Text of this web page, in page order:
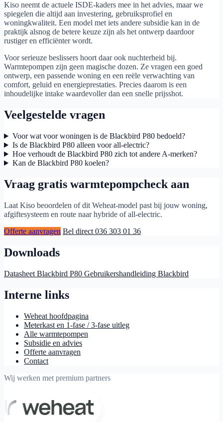
Kiso neemt de actuele ISDE-kaders mee in het advies, maar we
spiegelen die altijd aan investering, gebruiksprofiel en
woningkwaliteit. Een model met iets andere subsidie kan in de
praktijk alsnog de betere keuze zijn als het ontwerp daardoor
rustiger en efficiënter wordt.
Voor serieuze beslissers hoort daar ook nuchterheid bij.
Warmtepompen zijn geen magische dozen. Ze vragen een goed
ontwerp, een passende woning en een reële verwachting van
comfort, geluid en energieprestaties. Precies daarom is een
inhoudelijke intake waardevoller dan een snelle prijsshot.
Veelgestelde vragen
Voor wat voor woningen is de Blackbird P80 bedoeld?
Is de Blackbird P80 alleen voor all-electric?
Hoe verhoudt de Blackbird P80 zich tot andere A-merken?
Kan de Blackbird P80 koelen?
Vraag gratis warmtepompcheck aan
Laat Kiso beoordelen of dit Weheat-model past bij jouw woning,
afgiftesysteem en route naar hybride of all-electric.
Offerte aanvragen Bel direct 036 303 01 36
Downloads
Datasheet Blackbird P80 Gebruikershandleiding Blackbird
Interne links
Weheat hoofdpagina
Meterkast en 1-fase / 3-fase uitleg
Alle warmtepompen
Subsidie en advies
Offerte aanvragen
Contact
Wij werken met premium partners